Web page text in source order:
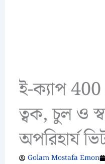
ই-ক্যাপ
ত্বক, চুল ও
অপরিহার্য
Golam Mostafa Emon